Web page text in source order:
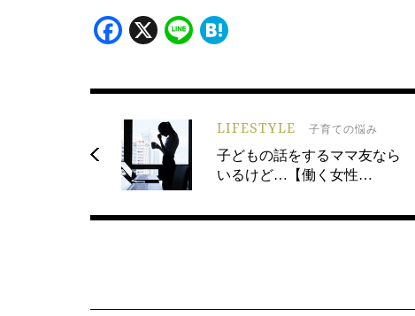
Facebook
X Line
LIFESTYLE 子育ての悩み
子どもの話をするママ友なら
いるけど…【働く女性…